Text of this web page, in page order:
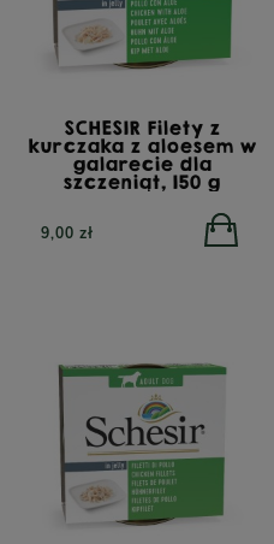
SCHESIR Filety z
kurczaka z aloesem w
galarecie dla
szczeniąt, 150 g
9,00 zł